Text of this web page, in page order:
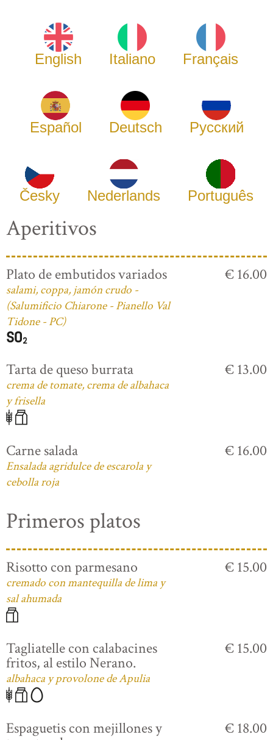
English Italiano Français
Español Deutsch Русский
Česky Nederlands Português
Aperitivos
Plato de embutidos variados
salami, coppa, jamón crudo -
(Salumificio Chiarone - Pianello Val
Tidone - PC)
€ 16.00
Tarta de queso burrata
crema de tomate, crema de albahaca
y frisella
€ 13.00
Carne salada
Ensalada agridulce de escarola y
cebolla roja
€ 16.00
Primeros platos
Risotto con parmesano
cremado con mantequilla de lima y
sal ahumada
€ 15.00
Tagliatelle con calabacines
fritos, al estilo Nerano.
albahaca y provolone de Apulia
€ 15.00
Espaguetis con mejillones y € 18.00